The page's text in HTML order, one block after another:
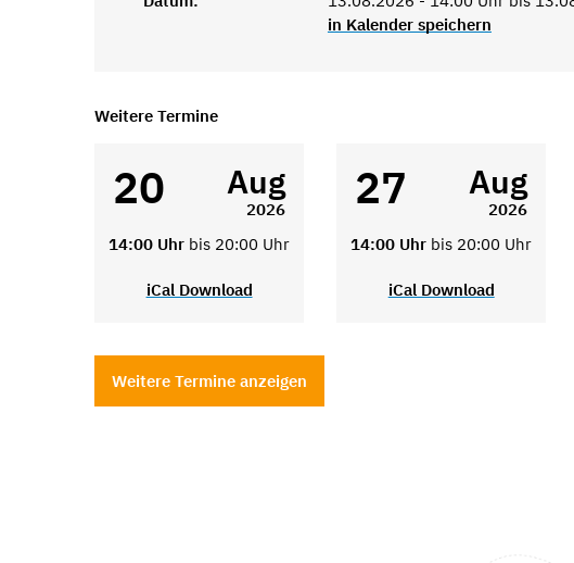
in Kalender speichern
Weitere Termine
20 Aug
2026
14:00 Uhr bis 20:00 Uhr
iCal Download
27 Aug
2026
14:00 Uhr bis 20:00 Uhr
iCal Download
Weitere Termine anzeigen